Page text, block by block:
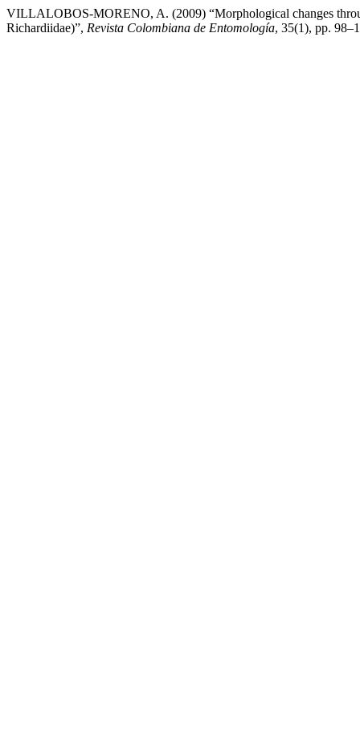
VILLALOBOS-MORENO, A. (2009) “Morphological changes
Richardiidae)”, Revista Colombiana de Entomología, 35(1), pp.